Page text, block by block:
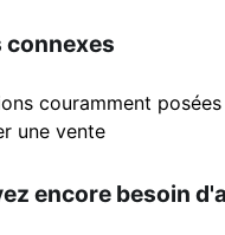
couramment posées
une vente
encore besoin